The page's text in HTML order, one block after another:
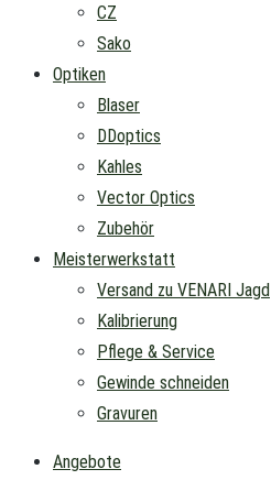
CZ
Sako
Optiken
Blaser
DDoptics
Kahles
Vector Optics
Zubehör
Meisterwerkstatt
Versand zu VENARI Jagd
Kalibrierung
Pflege & Service
Gewinde schneiden
Gravuren
Angebote